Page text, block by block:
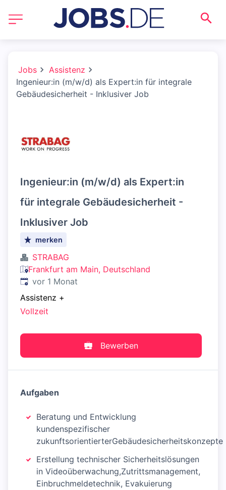
Jobs
Assistenz
Ingenieur:in (m/w/d) als Expert:in für integrale
Gebäudesicherheit - Inklusiver Job
Ingenieur:in (m/w/d) als Expert:in
für integrale Gebäudesicherheit -
Inklusiver Job
merken
STRABAG
Frankfurt am Main, Deutschland
Veröffentlicht:
vor 1 Monat
Assistenz +
Vollzeit
Bewerben
Aufgaben
Beratung und Entwicklung
kundenspezifischer
zukunftsorientierterGebäudesicherheitskonzepte
Erstellung technischer Sicherheitslösungen
in Videoüberwachung,Zutrittsmanagement,
Einbruchmeldetechnik, Evakuierung